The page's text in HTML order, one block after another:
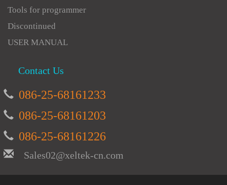
Tools for programmer
Discontinued
USER MANUAL
Contact Us
086-25-68161233
086-25-68161203
086-25-68161226
Sales02@xeltek-cn.com